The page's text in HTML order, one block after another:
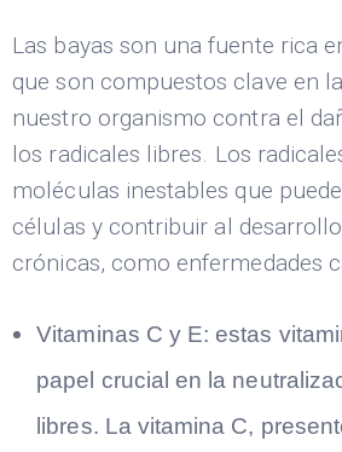
Las bayas son una fuente rica
que son compuestos clave en
nuestro organismo contra el
los radicales libres. Los
moléculas inestables que
células y contribuir al
crónicas, como enfermedades
Vitaminas C y E: estas
papel crucial en la
libres. La vitamina C,